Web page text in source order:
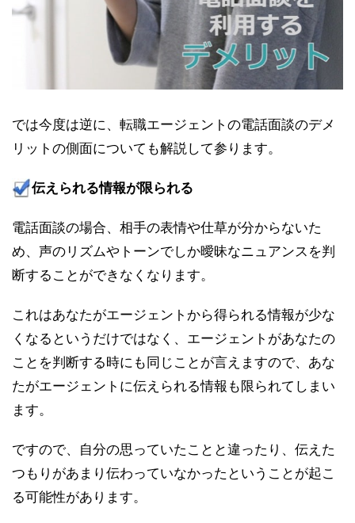
では今度は逆に、転職エージェントの電話面談のデメ
リットの側面についても解説して参ります。
伝えられる情報が限られる
電話面談の場合、相手の表情や仕草が分からないた
め、声のリズムやトーンでしか曖昧なニュアンスを判
断することができなくなります。
これはあなたがエージェントから得られる情報が少な
くなるというだけではなく、エージェントがあなたの
ことを判断する時にも同じことが言えますので、あな
たがエージェントに伝えられる情報も限られてしまい
ます。
ですので、自分の思っていたことと違ったり、伝えた
つもりがあまり伝わっていなかったということが起こ
る可能性があります。